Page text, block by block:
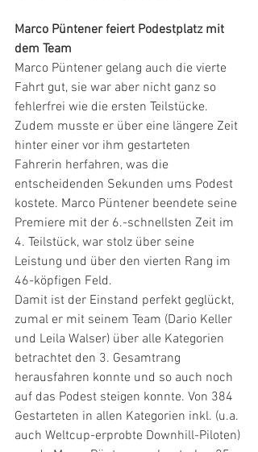
Marco Püntener feiert Podestplatz mit
dem Team
Marco Püntener gelang auch die vierte
Fahrt gut, sie war aber nicht ganz so
fehlerfrei wie die ersten Teilstücke.
Zudem musste er über eine längere Zeit
hinter einer vor ihm gestarteten
Fahrerin herfahren, was die
entscheidenden Sekunden ums Podest
kostete. Marco Püntener beendete seine
Premiere mit der 6.-schnellsten Zeit im
4. Teilstück, war stolz über seine
Leistung und über den vierten Rang im
46-köpfigen Feld.
Damit ist der Einstand perfekt geglückt,
zumal er mit seinem Team (Dario Keller
und Leila Walser) über alle Kategorien
betrachtet den 3. Gesamtrang
herausfahren konnte und so auch noch
auf das Podest steigen konnte. Von 384
Gestarteten in allen Kategorien inkl. (u.a.
auch Weltcup-erprobte Downhill-Piloten)